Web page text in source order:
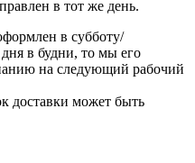
в тот же день.
в субботу/
в будни, то мы его
на следующий рабочий
доставки может быть